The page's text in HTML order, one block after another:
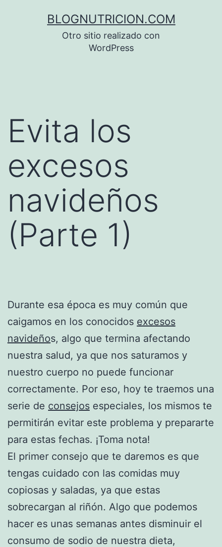
BLOGNUTRICION.COM
Otro sitio realizado con
WordPress
Evita los
excesos
navideños
(Parte 1)
Durante esa época es muy común que
caigamos en los conocidos excesos
navideños, algo que termina afectando
nuestra salud, ya que nos saturamos y
nuestro cuerpo no puede funcionar
correctamente. Por eso, hoy te traemos una
serie de consejos especiales, los mismos te
permitirán evitar este problema y prepararte
para estas fechas. ¡Toma nota!
El primer consejo que te daremos es que
tengas cuidado con las comidas muy
copiosas y saladas, ya que estas
sobrecargan al riñón. Algo que podemos
hacer es unas semanas antes disminuir el
consumo de sodio de nuestra dieta,